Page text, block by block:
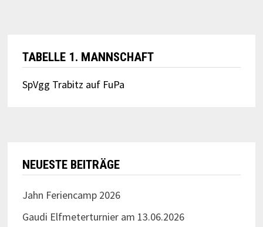
TABELLE 1. MANNSCHAFT
SpVgg Trabitz auf FuPa
NEUESTE BEITRÄGE
Jahn Feriencamp 2026
Gaudi Elfmeterturnier am 13.06.2026